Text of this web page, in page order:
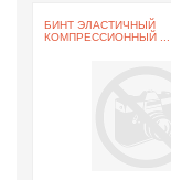
БИНТ ЭЛАСТИЧНЫЙ
КОМПРЕССИОННЫЙ ...